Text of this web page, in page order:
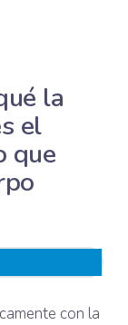
la
el
que
con la